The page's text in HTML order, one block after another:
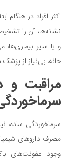
تغذیه سالم
بهداشت
بیماری و
کودک و مادر
ورزش و
روانشناسی
مراکز پزشکی
فرهنگ و هنر
اکثر افراد در هنگام
نشانه‌ها، آن را
و یا سایر
خانه، بی‌نیاز از پزشک
مراقبت و
سرماخوردگی ساده،
مصرف داروهای
وجود عفونت‌های